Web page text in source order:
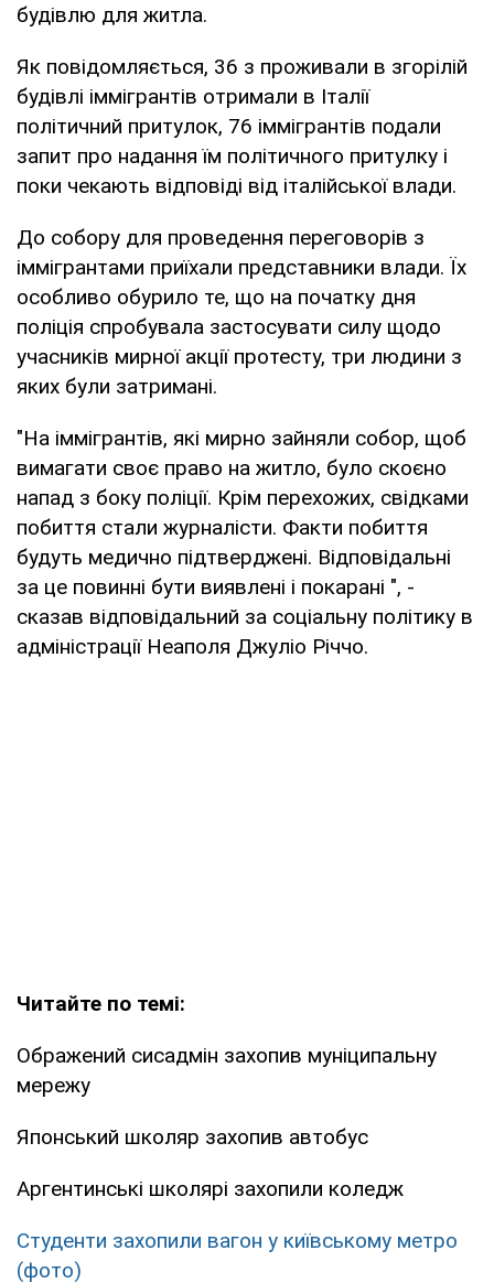
будівлю для житла.
Як повідомляється, 36 з проживали в згорілій
будівлі іммігрантів отримали в Італії
політичний притулок, 76 іммігрантів подали
запит про надання їм політичного притулку і
поки чекають відповіді від італійської влади.
До собору для проведення переговорів з
іммігрантами приїхали представники влади. Їх
особливо обурило те, що на початку дня
поліція спробувала застосувати силу щодо
учасників мирної акції протесту, три людини з
яких були затримані.
"На іммігрантів, які мирно зайняли собор, щоб
вимагати своє право на житло, було скоєно
напад з боку поліції. Крім перехожих, свідками
побиття стали журналісти. Факти побиття
будуть медично підтверджені. Відповідальні
за це повинні бути виявлені і покарані ", -
сказав відповідальний за соціальну політику в
адміністрації Неаполя Джуліо Річчо.
Читайте по темі:
Ображений сисадмін захопив муніципальну
мережу
Японський школяр захопив автобус
Аргентинські школярі захопили коледж
Студенти захопили вагон у київському метро
(фото)